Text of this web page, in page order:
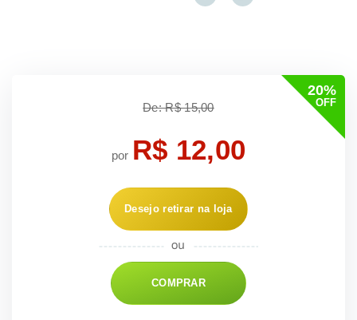
20%
OFF
De: R$ 15,00
por R$ 12,00
Desejo retirar na loja
COMPRAR